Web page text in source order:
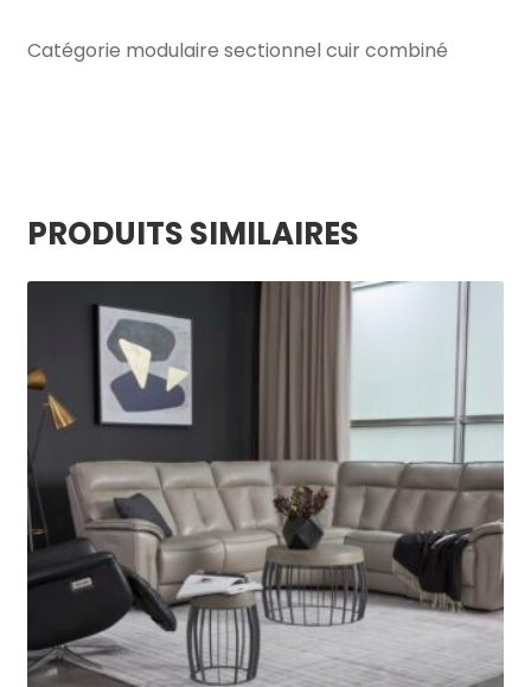
36
Catégorie modulaire sectionnel cuir combiné
PRODUITS SIMILAIRES